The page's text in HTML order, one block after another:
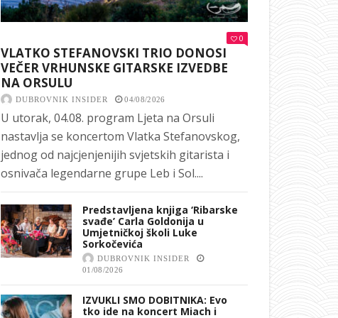
0
VLATKO STEFANOVSKI TRIO DONOSI
VEČER VRHUNSKE GITARSKE IZVEDBE
NA ORSULU
DUBROVNIK INSIDER 04/08/2026
U utorak, 04.08. program Ljeta na Orsuli
nastavlja se koncertom Vlatka Stefanovskog,
jednog od najcjenjenijih svjetskih gitarista i
osnivača legendarne grupe Leb i Sol....
Predstavljena knjiga ‘Ribarske
svađe’ Carla Goldonija u
Umjetničkoj školi Luke
Sorkočevića
DUBROVNIK INSIDER
01/08/2026
IZVUKLI SMO DOBITNIKA: Evo
tko ide na koncert Miach i